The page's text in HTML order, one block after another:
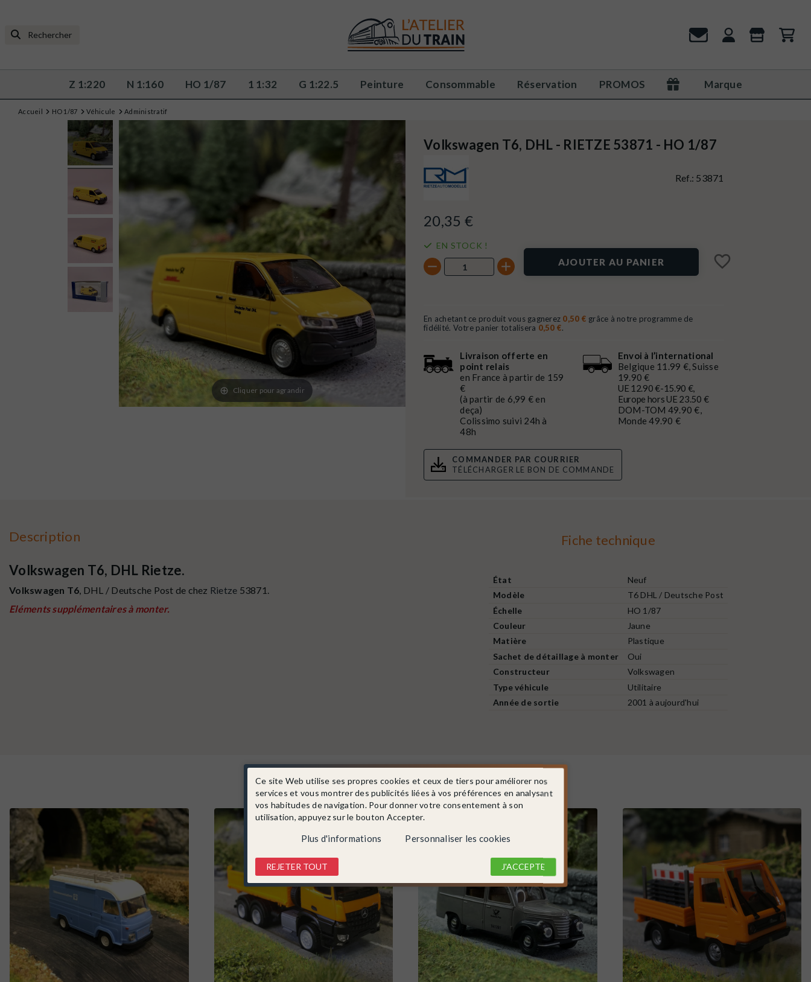
Z 1:220 N 1:160 HO 1/87 1 1:32 G 1:22.5 Peinture Consommable Réservation PROMOS Marque
Accueil HO 1/87 Véhicule Administratif
Cliquer pour agrandir
Volkswagen T6, DHL - RIETZE 53871 - HO 1/87
Ref.: 53871
20,35 €
EN STOCK !
AJOUTER AU PANIER favorite_border
En achetant ce produit vous gagnerez 0,50 € grâce à notre programme de
fidélité. Votre panier totalisera 0,50 €.
Livraison offerte en
point relais
en France à partir de 159
€
(à partir de 6,99 € en
deça)
Colissimo suivi 24h à
48h
Envoi à l’international
Belgique 11.99 €, Suisse
19.90 €
UE 12.90 €-15.90 €,
Europe hors UE 23.50 €
DOM-TOM 49.90 €,
Monde 49.90 €
COMMANDER PAR COURRIER
TÉLÉCHARGER LE BON DE COMMANDE
Description
Volkswagen T6, DHL Rietze.
Volkswagen T6 , DHL / Deutsche Post de chez Rietze 53871.
Eléments supplémentaires à monter.
Fiche technique
État
Neuf
Modèle
T6 DHL / Deutsche Post
Échelle
HO 1/87
Couleur
Jaune
Matière
Plastique
Sachet de détaillage à monter
Oui
Constructeur
Volkswagen
Type véhicule
Utilitaire
Année de sortie
2001 à aujourd'hui
Dans la même catégorie
Ce site Web utilise ses propres cookies et ceux de tiers pour améliorer nos
services et vous montrer des publicités liées à vos préférences en analysant
vos habitudes de navigation. Pour donner votre consentement à son
utilisation, appuyez sur le bouton Accepter.
Plus d'informations Personnaliser les cookies
REJETER TOUT J'ACCEPTE